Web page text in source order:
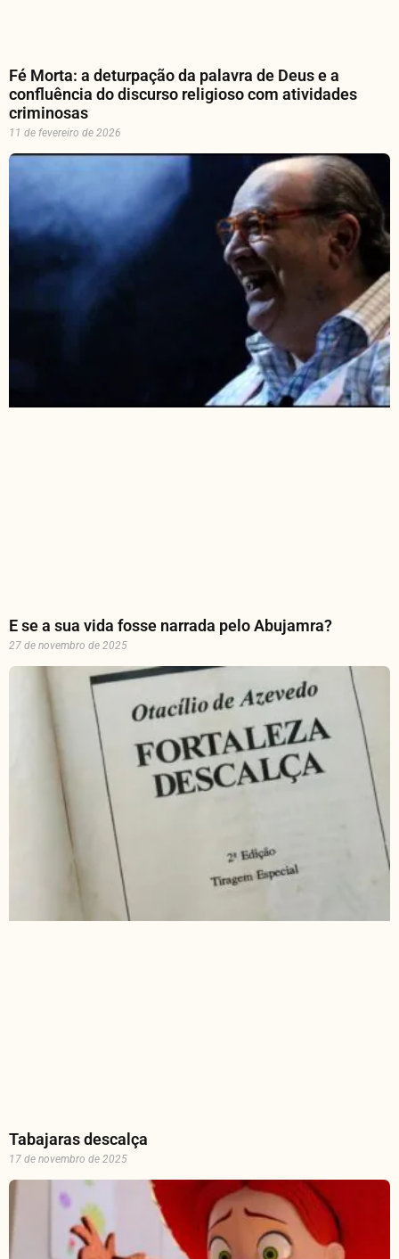
Fé Morta: a deturpação da palavra de Deus e a
confluência do discurso religioso com atividades
criminosas
11 de fevereiro de 2026
E se a sua vida fosse narrada pelo Abujamra?
27 de novembro de 2025
Tabajaras descalça
17 de novembro de 2025